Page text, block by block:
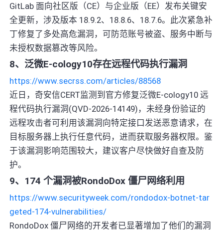
GitLab 面向社区版（CE）与企业版（EE）发布关键安
全更新，涉及版本 18.9.2、18.8.6、18.7.6。此次紧急补
丁修复了多处高危漏洞，可防范账号被盗、服务中断与
未授权数据篡改等风险。
8、泛微E-cology10存在远程代码执行漏洞
https://www.secrss.com/articles/88568
近日，奇安信CERT监测到官方修复泛微E-cology10 远
程代码执行漏洞(QVD-2026-14149)，未经身份验证的
远程攻击者可利用该漏洞向特定接口发送恶意请求，在
目标服务器上执行任意代码，进而获取服务器权限。鉴
于该漏洞影响范围较大，建议客户尽快做好自查及防
护。
9、174 个漏洞被RondoDox 僵尸网络利用
https://www.securityweek.com/rondodox-botnet-tar
geted-174-vulnerabilities/
RondoDox 僵尸网络的开发者已显著增加了他们的漏洞